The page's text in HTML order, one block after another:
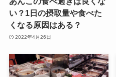
い？1日の摂取量や食べた
くなる原因はある？
2022年4月26日